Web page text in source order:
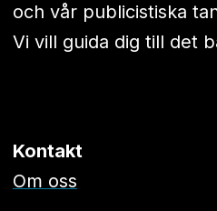
och vår publicistiska
Vi vill guida dig till det
Kontakt
Om oss